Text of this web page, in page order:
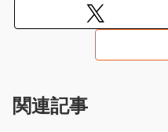
関連記事